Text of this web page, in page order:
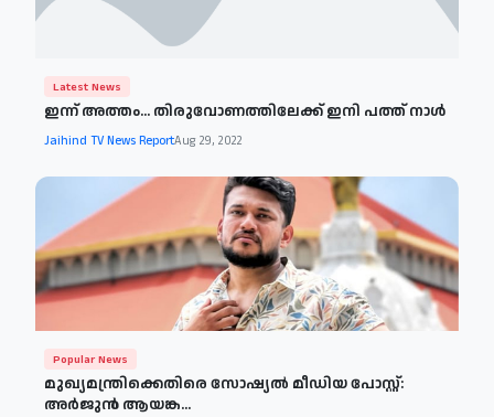
Latest News
ഇന്ന് അത്തം... തിരുവോണത്തിലേക്ക് ഇനി പത്ത് നാള്‍
Jaihind TV News ReportAug 29, 2022
Popular News
മുഖ്യമന്ത്രിക്കെതിരെ സോഷ്യൽ മീഡിയ പോസ്റ്റ്:
അർജുൻ ആയങ്ക...